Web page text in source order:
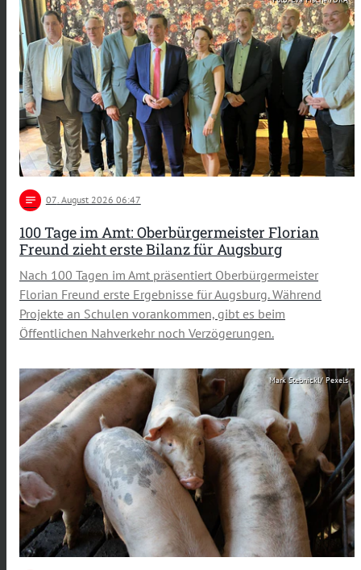
notes 07. August 2026 06:47
100 Tage im Amt: Oberbürgermeister Florian
Freund zieht erste Bilanz für Augsburg
Nach 100 Tagen im Amt präsentiert Oberbürgermeister
Florian Freund erste Ergebnisse für Augsburg. Während
Projekte an Schulen vorankommen, gibt es beim
Öffentlichen Nahverkehr noch Verzögerungen.
Mark Stebnickl/ Pexels